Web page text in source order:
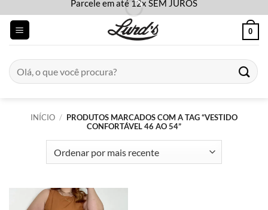
content
Parcele em até 12x SEM JUROS
0
Pesquisar
por:
INÍCIO / PRODUTOS MARCADOS COM A TAG “VESTIDO
CONFORTÁVEL 46 AO 54”